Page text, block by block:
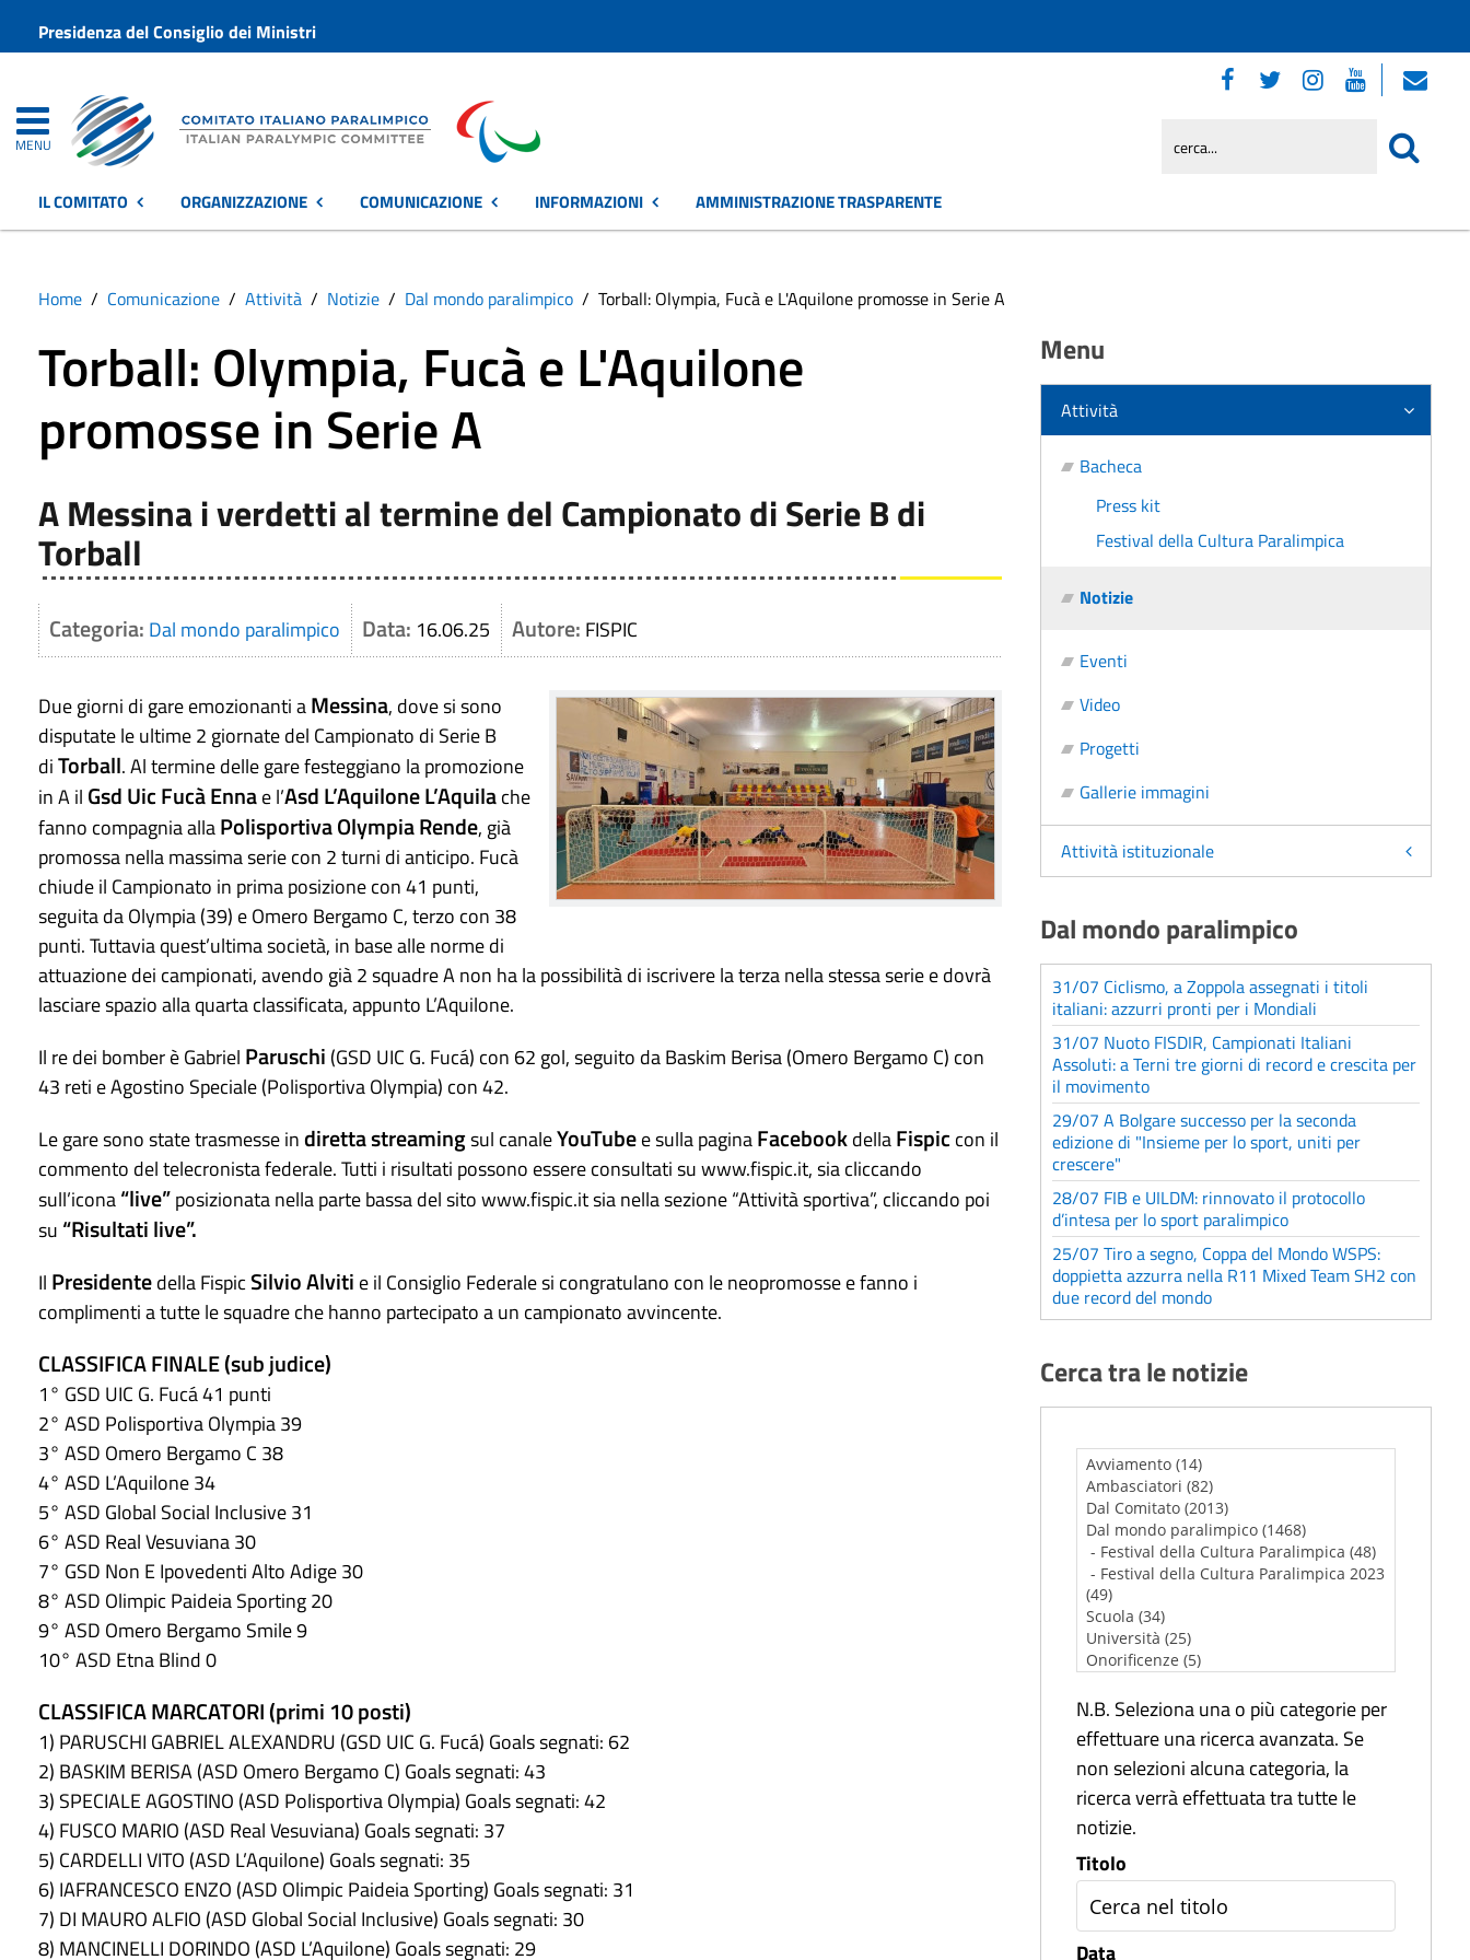
Presidenza del Consiglio dei Ministri
MENU
IL COMITATO ORGANIZZAZIONE COMUNICAZIONE INFORMAZIONI AMMINISTRAZIONE TRASPARENTE
Home Comunicazione Attività Notizie Dal mondo paralimpico Torball: Olympia, Fucà e L'Aquilone promosse in Serie A
Torball: Olympia, Fucà e L'Aquilone
promosse in Serie A
A Messina i verdetti al termine del Campionato di Serie B di
Torball
Categoria: Dal mondo paralimpico Data: 16.06.25 Autore: FISPIC
Due giorni di gare emozionanti aMessina, dove si sono
disputate le ultime 2 giornate del Campionato di Serie B
diTorball. Al termine delle gare festeggiano la promozione
in A il Gsd Uic Fucà Ennae l’Asd L’Aquilone L’Aquilache
fanno compagnia allaPolisportiva Olympia Rende, già
promossa nella massima serie con 2 turni di anticipo. Fucà
chiude il Campionato in prima posizione con 41 punti,
seguita da Olympia (39) e Omero Bergamo C, terzo con 38
punti. Tuttavia quest’ultima società, in base alle norme di
attuazione dei campionati, avendo già 2 squadre A non ha la possibilità di iscrivere la terza nella stessa serie e dovrà
lasciare spazio alla quarta classificata, appunto L’Aquilone.
Il re dei bomber è Gabriel Paruschi (GSD UIC G. Fucá) con 62 gol, seguito da Baskim Berisa (Omero Bergamo C) con
43 reti e Agostino Speciale (Polisportiva Olympia) con 42.
Le gare sono state trasmesse indiretta streamingsul canaleYouTubee sulla paginaFacebookdellaFispic con il
commento del telecronista federale. Tutti i risultati possono essere consultati su www.fispic.it, sia cliccando
sull’icona“live”posizionata nella parte bassa del sito www.fispic.it sia nella sezione “Attività sportiva”, cliccando poi
su “Risultati live”.
Il Presidentedella FispicSilvio Alviti e il Consiglio Federale si congratulano con le neopromosse e fanno i
complimenti a tutte le squadre che hanno partecipato a un campionato avvincente.
CLASSIFICA FINALE (sub judice)
1° GSD UIC G. Fucá 41 punti
2° ASD Polisportiva Olympia 39
3° ASD Omero Bergamo C 38
4° ASD L’Aquilone 34
5° ASD Global Social Inclusive 31
6° ASD Real Vesuviana 30
7° GSD Non E Ipovedenti Alto Adige 30
8° ASD Olimpic Paideia Sporting 20
9° ASD Omero Bergamo Smile 9
10° ASD Etna Blind 0
CLASSIFICA MARCATORI (primi 10 posti)
1) PARUSCHI GABRIEL ALEXANDRU (GSD UIC G. Fucá) Goals segnati: 62
2) BASKIM BERISA (ASD Omero Bergamo C) Goals segnati: 43
3) SPECIALE AGOSTINO (ASD Polisportiva Olympia) Goals segnati: 42
4) FUSCO MARIO (ASD Real Vesuviana) Goals segnati: 37
5) CARDELLI VITO (ASD L’Aquilone) Goals segnati: 35
6) IAFRANCESCO ENZO (ASD Olimpic Paideia Sporting) Goals segnati: 31
7) DI MAURO ALFIO (ASD Global Social Inclusive) Goals segnati: 30
8) MANCINELLI DORINDO (ASD L’Aquilone) Goals segnati: 29
Menu
Attività
Bacheca
Press kit
Festival della Cultura Paralimpica
Notizie
Eventi
Video
Progetti
Gallerie immagini
Attività istituzionale
Dal mondo paralimpico
31/07 Ciclismo, a Zoppola assegnati i titoli
italiani: azzurri pronti per i Mondiali
31/07 Nuoto FISDIR, Campionati Italiani
Assoluti: a Terni tre giorni di record e crescita per
il movimento
29/07 A Bolgare successo per la seconda
edizione di "Insieme per lo sport, uniti per
crescere"
28/07 FIB e UILDM: rinnovato il protocollo
d’intesa per lo sport paralimpico
25/07 Tiro a segno, Coppa del Mondo WSPS:
doppietta azzurra nella R11 Mixed Team SH2 con
due record del mondo
Cerca tra le notizie
N.B. Seleziona una o più categorie per
effettuare una ricerca avanzata. Se
non selezioni alcuna categoria, la
ricerca verrà effettuata tra tutte le
notizie.
Titolo
Data